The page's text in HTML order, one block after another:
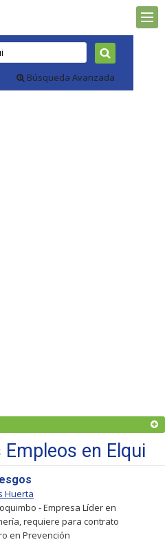
Búsqueda Avanzada
en Elqui
Huerta
- Empresa Líder en
requiere para contrato
en Prevención